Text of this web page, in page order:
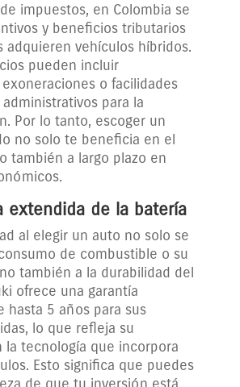
impuestos, en Colombia se
y beneficios tributarios
adquieren vehículos híbridos.
pueden incluir
o facilidades
para la
Por lo tanto, escoger un
no solo te beneficia en el
también a largo plazo en
extendida de la batería
al elegir un auto no solo se
de combustible o su
también a la durabilidad del
ofrece una garantía
hasta 5 años para sus
lo que refleja su
la tecnología que incorpora
Esto significa que puedes